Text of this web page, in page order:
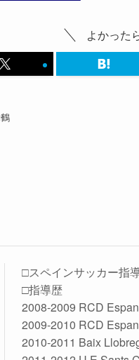
よかった
□スペインサッカー指
□指導歴
2008-2009 RCD
2009-2010 RCD
2010-2011 Baix